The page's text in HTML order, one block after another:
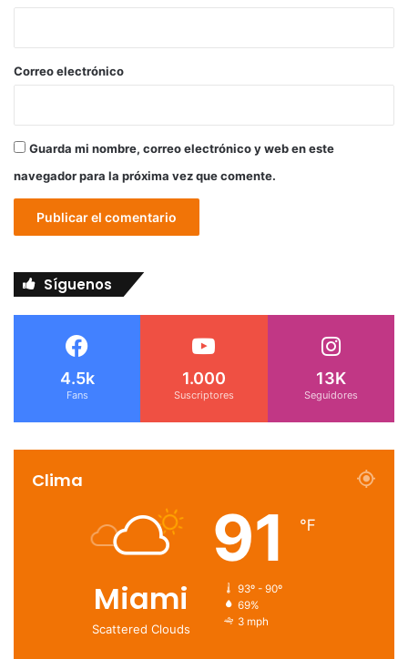
*
Correo electrónico
Guarda mi nombre, correo electrónico y web en este
navegador para la próxima vez que comente.
Síguenos
4.5k
Fans
1.000
Suscriptores
13K
Seguidores
Clima
Miami
Scattered Clouds
91 ℉
93º - 90º
69%
3 mph